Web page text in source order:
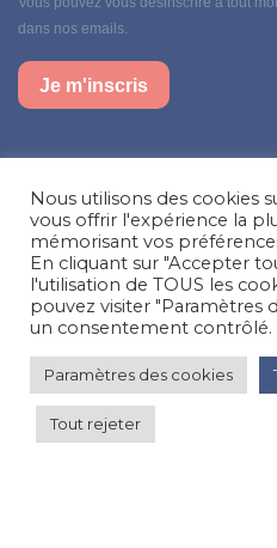
dans nos emails.
Je m'inscris
Facebook
Instagram
LinkedIn
Besoin d’aide, une
Nous contacter
© Happy'MR - Tous droits
Nous utilisons des cookies
vous offrir l'expérience la
mémorisant vos
En cliquant sur "Accepter
l'utilisation de TOUS les
pouvez visiter "Paramètres
un consentement contrôlé.
Paramètres des cookies
Tout rejeter
À partir de 210 €
nuit